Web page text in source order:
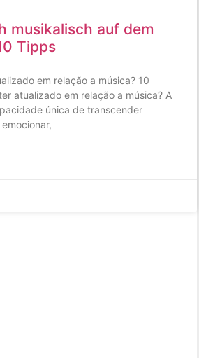
musikalisch auf dem
Tipps
em relação a música? 10
atualizado em relação a música? A
única de transcender